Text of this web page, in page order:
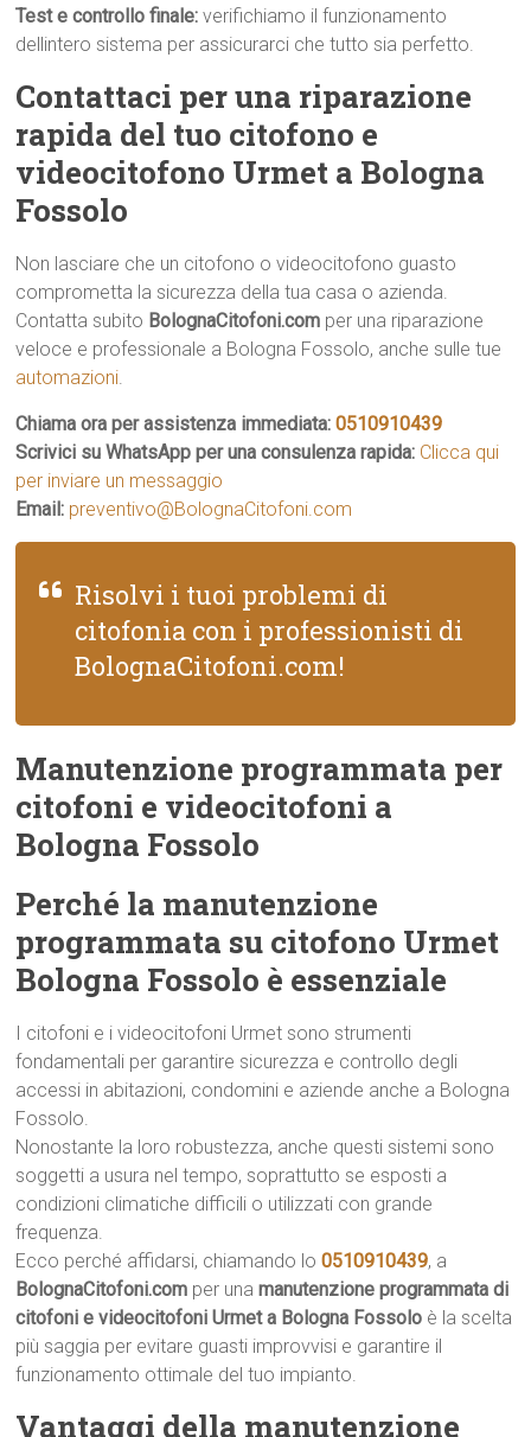
Test e controllo finale:verifichiamo il funzionamento
dellintero sistema per assicurarci che tutto sia perfetto.
Contattaci per una riparazione
rapida del tuo citofono e
videocitofono Urmet a Bologna
Fossolo
Non lasciare che un citofono o videocitofono guasto
comprometta la sicurezza della tua casa o azienda.
Contatta subito BolognaCitofoni.com per una riparazione
veloce e professionale a Bologna Fossolo, anche sulle tue
automazioni.
Chiama ora per assistenza immediata:0510910439
Scrivici su WhatsApp per una consulenza rapida: Clicca qui
per inviare un messaggio
Email: preventivo@BolognaCitofoni.com
Risolvi i tuoi problemi di
citofonia con i professionisti di
BolognaCitofoni.com!
Manutenzione programmata per
citofoni e videocitofoni a
Bologna Fossolo
Perché la manutenzione
programmata su citofono Urmet
Bologna Fossolo è essenziale
I citofoni e i videocitofoni Urmet sono strumenti
fondamentali per garantire sicurezza e controllo degli
accessi in abitazioni, condomini e aziende anche a Bologna
Fossolo.
Nonostante la loro robustezza, anche questi sistemi sono
soggetti a usura nel tempo, soprattutto se esposti a
condizioni climatiche difficili o utilizzati con grande
frequenza.
Ecco perché affidarsi, chiamando lo0510910439, a
BolognaCitofoni.com per unamanutenzione programmata di
citofoni e videocitofoni Urmet a Bologna Fossolo è la scelta
più saggia per evitare guasti improvvisi e garantire il
funzionamento ottimale del tuo impianto.
Vantaggi della manutenzione